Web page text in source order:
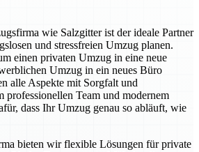
wie Salzgitter ist der ideale Partner
und stressfreien Umzug planen.
einen privaten Umzug in eine neue
Umzug in ein neues Büro
alle Aspekte mit Sorgfalt und
professionellen Team und modernem
dass Ihr Umzug genau so abläuft, wie
bieten wir flexible Lösungen für private